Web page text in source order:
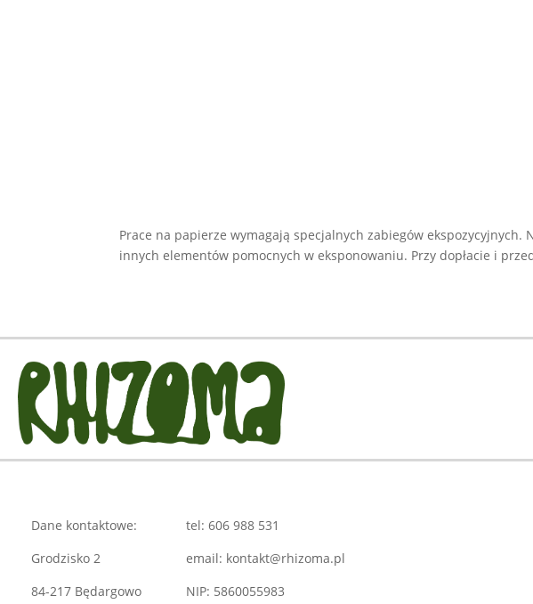
Prace na papierze wymagają specjalnych zabiegów
innych elementów pomocnych w eksponowaniu. Przy dopłacie i
Dane kontaktowe:
Grodzisko 2
84-217 Będargowo
tel: 606 988 531
email: kontakt@rhizoma.pl
NIP: 5860055983